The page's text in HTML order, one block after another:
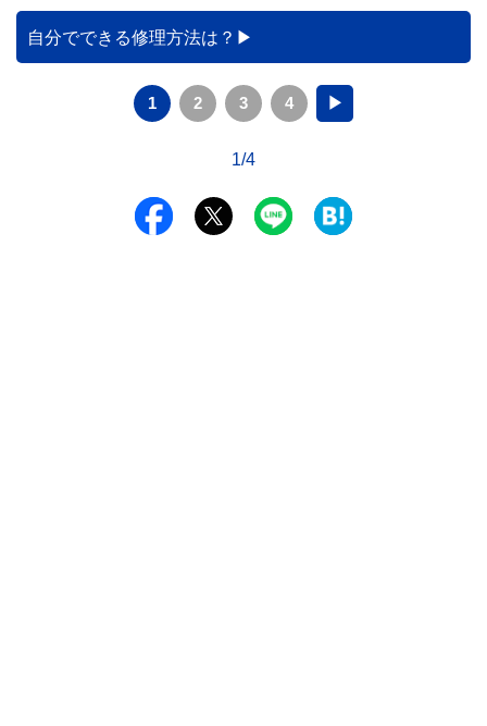
自分でできる修理方法は？
1 2 3 4 ▶
1/4